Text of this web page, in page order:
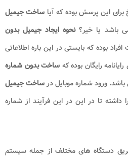
برای این پرسش بوده که آیا ساخت جیمیل
باشد یا خیر؟نحوه ایجاد جیمیل بدون
افراد بوده که بایستی در این باره اطلاعاتی
رایگان بوده که ساخت بدون شماره
ورود شماره موبایل درساخت جیمیل
داشته تا در این در این فرآیند از شماره
دستگاه های مختلف از جمله سیستم